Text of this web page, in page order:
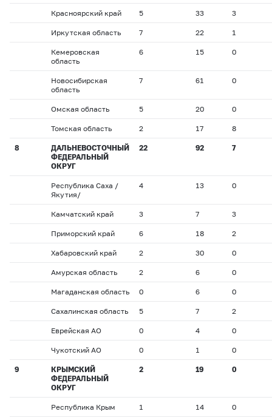
Красноярский край 5 33 3
Иркутская область 7 22 1
Кемеровская
область
6 15 0
Новосибирская
область
7 61 0
Омская область 5 20 0
Томская область 2 17 8
8
ДАЛЬНЕВОСТОЧНЫЙ
ФЕДЕРАЛЬНЫЙ
ОКРУГ
22 92 7
Республика Саха /
Якутия/
4 13 0
Камчатский край 3 7 3
Приморский край 6 18 2
Хабаровский край 2 30 0
Амурская область 2 6 0
Магаданская область 0 6 0
Сахалинская область 5 7 2
Еврейская АО 0 4 0
Чукотский АО 0 1 0
9
КРЫМСКИЙ
ФЕДЕРАЛЬНЫЙ
ОКРУГ
2 19 0
Республика Крым 1 14 0